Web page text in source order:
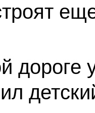
дороге